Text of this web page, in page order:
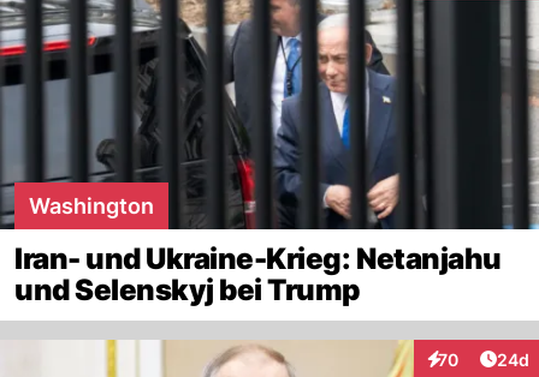
Washington
Iran- und Ukraine-Krieg: Netanjahu
und Selenskyj bei Trump
70
Interaktionen
24d